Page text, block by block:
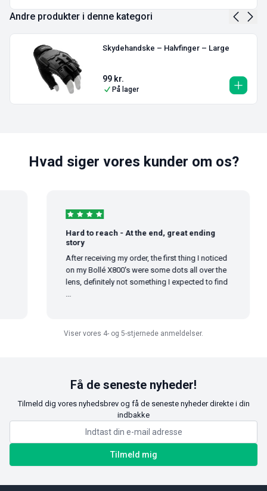
Andre produkter i denne kategori
Skydehandske – Halvfinger – Large
99 kr.
På lager
Hvad siger vores kunder om os?
Hard to reach - At the end, great ending
story
After receiving my order, the first thing I noticed
on my Bollé X800's were some dots all over the
lens, definitely not something I expected to find
Viser vores 4- og 5-stjernede anmeldelser.
Få de seneste nyheder!
Tilmeld dig vores nyhedsbrev og få de seneste nyheder direkte i din
indbakke
Tilmeld mig